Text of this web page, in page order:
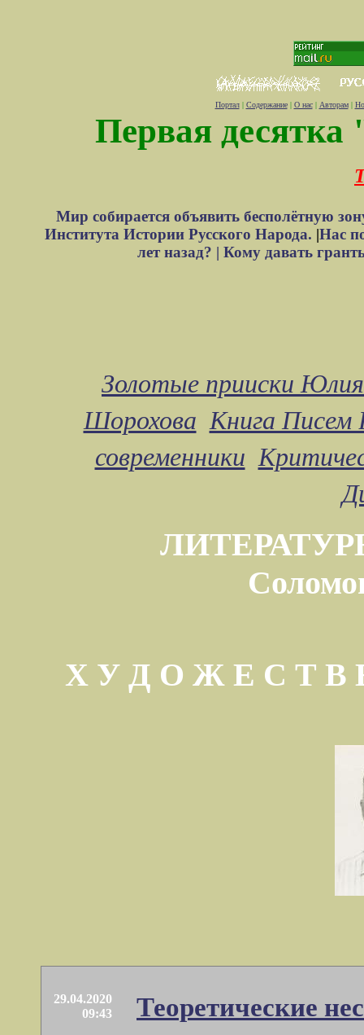
Портал| Содержание| О нас| Авторам|
Первая десятка
Мир собирается объявить бесполётную
Института Истории Русского Народа. |Нас
лет назад? | Кому давать
Золотые прииски
Шорохова Книга Писем
современники
Х У Д О Ж Е С Т
29.04.2020
09:43
Теоретические